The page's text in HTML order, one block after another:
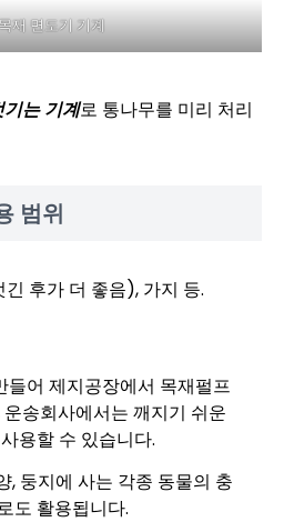
재 면도기 기계
는 기계로 통나무를 미리 처리
범위
후가 더 좋음), 가지 등.
어 제지공장에서 목재펄프
송회사에서는 깨지기 쉬운
용할 수 있습니다.
, 둥지에 사는 각종 동물의 충
도 활용됩니다.